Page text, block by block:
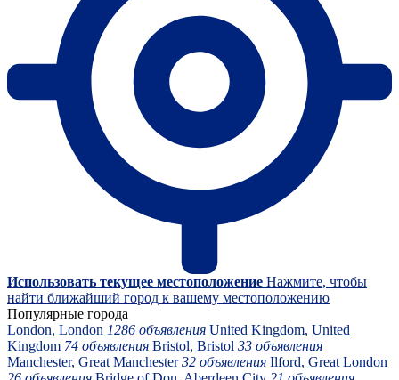
Использовать текущее местоположение Нажмите, чтобы
найти ближайший город к вашему местоположению
Популярные города
London, London 1286 объявления United Kingdom, United
Kingdom 74 объявления Bristol, Bristol 33 объявления
Manchester, Great Manchester32 объявления Ilford, Great London